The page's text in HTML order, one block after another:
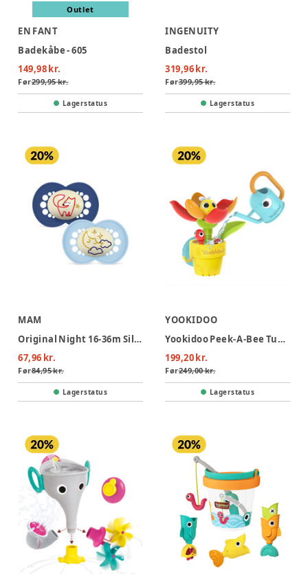
Outlet
EN FANT
Badekåbe - 605
149,98 kr.
Før299,95 kr.
Lagerstatus
INGENUITY
Badestol
319,96 kr.
Før399,95 kr.
Lagerstatus
MAM
Original Night 16-36m Silk 2-pk V Blue
67,96 kr.
Før84,95 kr.
Lagerstatus
YOOKIDOO
Yookidoo Peek-A-Bee Tub Flower
199,20 kr.
Før249,00 kr.
Lagerstatus